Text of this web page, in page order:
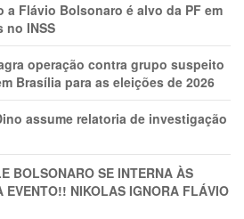
a Flávio Bolsonaro é alvo da PF em
no INSS
operação contra grupo suspeito
Brasília para as eleições de 2026
assume relatoria de investigação
BOLSONARO SE INTERNA ÀS
EVENTO!! NIKOLAS IGNORA FLÁVIO